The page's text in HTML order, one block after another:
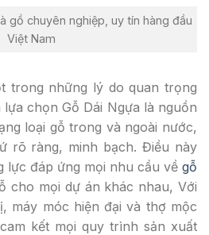
gồ chuyên nghiệp, uy tín hàng đầu
Việt Nam
trong những lý do quan trọng
chọn Gỗ Dái Ngựa là nguồn
loại gỗ trong và ngoài nước,
rõ ràng, minh bạch. Điều này
lực đáp ứng mọi nhu cầu về gỗ
cho mọi dự án khác nhau, Với
máy móc hiện đại và thợ mộc
kết mọi quy trình sản xuất